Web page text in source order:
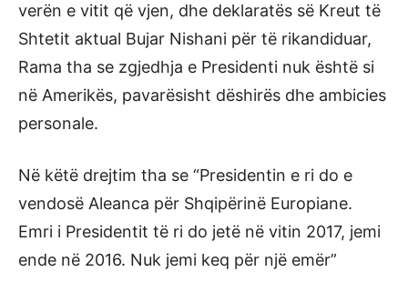
verën e vitit që vjen, dhe deklaratës së Kreut të
Shtetit aktual Bujar Nishani për të rikandiduar,
Rama tha se zgjedhja e Presidenti nuk është si
në Amerikës, pavarësisht dëshirës dhe ambicies
personale.
Në këtë drejtim tha se “Presidentin e ri do e
vendosë Aleanca për Shqipërinë Europiane.
Emri i Presidentit të ri do jetë në vitin 2017, jemi
ende në 2016. Nuk jemi keq për një emër”